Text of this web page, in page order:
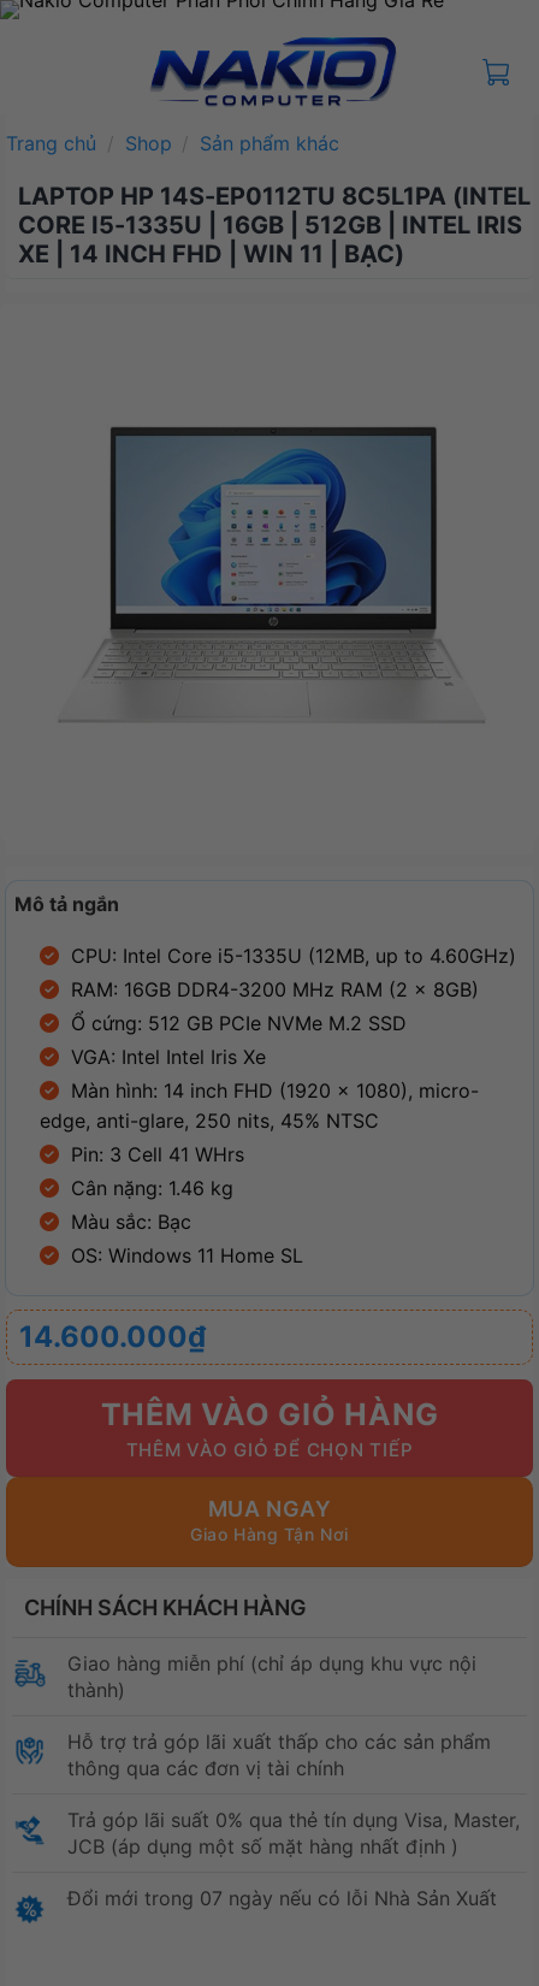
Bỏ
Trang chủ / Shop / Sản phẩm khác
LAPTOP HP 14S-EP0112TU 8C5L1PA (INTEL
CORE I5-1335U | 16GB | 512GB | INTEL IRIS
XE | 14 INCH FHD | WIN 11 | BẠC)
Mô tả ngắn
CPU: Intel Core i5-1335U (12MB, up to 4.60GHz)
RAM: 16GB DDR4-3200 MHz RAM (2 x 8GB)
Ổ cứng: 512 GB PCIe NVMe M.2 SSD
VGA: Intel Intel Iris Xe
Màn hình: 14 inch FHD (1920 x 1080), micro-
edge, anti-glare, 250 nits, 45% NTSC
Pin: 3 Cell 41 WHrs
Cân nặng: 1.46 kg
Màu sắc: Bạc
OS: Windows 11 Home SL
14.600.000₫
THÊM VÀO GIỎ HÀNG
MUA NGAY
CHÍNH SÁCH KHÁCH HÀNG
Giao hàng miễn phí (chỉ áp dụng khu vực nội
thành)
Hỗ trợ trả góp lãi xuất thấp cho các sản phẩm
thông qua các đơn vị tài chính
Trả góp lãi suất 0% qua thẻ tín dụng Visa, Master,
JCB (áp dụng một số mặt hàng nhất định )
Đổi mới trong 07 ngày nếu có lỗi Nhà Sản Xuất